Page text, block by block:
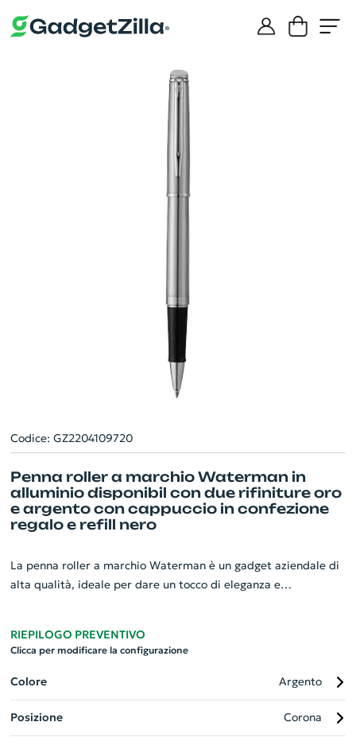
Codice: GZ2204109720
Penna roller a marchio Waterman in
alluminio disponibil con due rifiniture oro
e argento con cappuccio in confezione
regalo e refill nero
La penna roller a marchio Waterman è un gadget aziendale di
alta qualità, ideale per dare un tocco di eleganza e
scrittura un'esperienza lussuosa. Comodamente tascabile,
viene fornita con un refill nero e racchiusa in una raffinata
confezione regalo Waterman, aumentando il suo valore
percepito. Con il suo design esclusivo, questa penna è più di
un semplice strumento di scrittura, è un vero e proprio
RIEPILOGO PREVENTIVO
Clicca per modificare la configurazione
Colore Argento
Posizione Corona